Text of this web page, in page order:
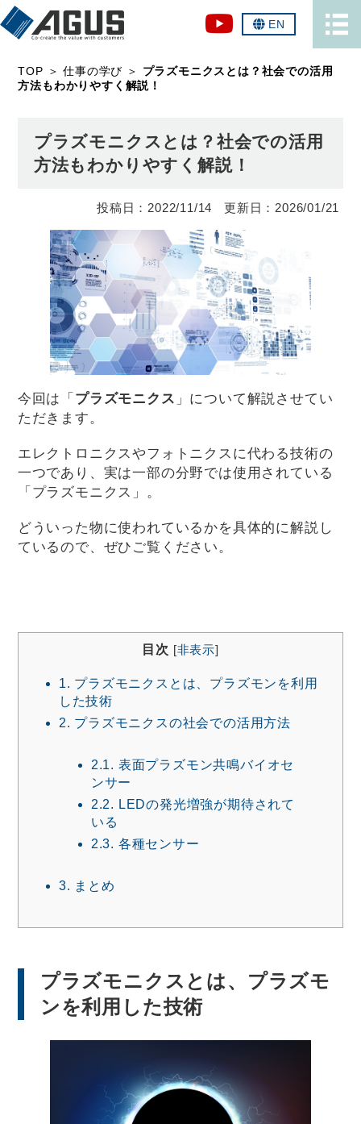
EN
TOP ＞仕事の学び ＞ プラズモニクスとは？社会での活用
方法もわかりやすく解説！
プラズモニクスとは？社会での活用
方法もわかりやすく解説！
2022/11/14 2026/01/21
今回は「 プラズモニクス 」について解説させてい
ただきます。
エレクトロニクスやフォトニクスに代わる技術の
一つであり、実は一部の分野では使用されている
「プラズモニクス」。
どういった物に使われているかを具体的に解説し
ているので、ぜひご覧ください。
目次 [非表示]
1. プラズモニクスとは、プラズモンを利用
した技術
2. プラズモニクスの社会での活用方法
2.1. 表面プラズモン共鳴バイオセ
ンサー
2.2. LEDの発光増強が期待されて
いる
2.3. 各種センサー
3. まとめ
プラズモニクスとは、プラズモ
ンを利用した技術